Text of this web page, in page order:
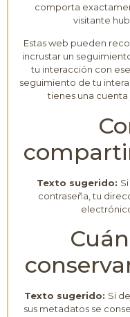
comporta
visitante
Estas web pueden
incrustar un
tu interacción con
seguimiento de tu
tienes una cuenta
Texto sugerido:
contraseña, tu
Texto sugerido: Si
sus metadatos se